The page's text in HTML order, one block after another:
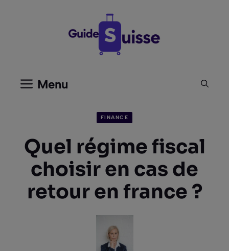
Menu
FINANCE
Quel régime fiscal
choisir en cas de
retour en france ?